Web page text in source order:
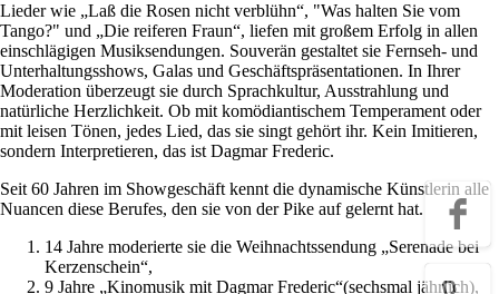
Lieder wie „Laß die Rosen nicht verblühn“, "Was halten Sie vom
Tango?" und „Die reiferen Fraun“, liefen mit großem Erfolg in allen
einschlägigen Musiksendungen. Souverän gestaltet sie Fernseh- und
Unterhaltungsshows, Galas und Geschäftspräsentationen. In Ihrer
Moderation überzeugt sie durch Sprachkultur, Ausstrahlung und
natürliche Herzlichkeit. Ob mit komödiantischem Temperament oder
mit leisen Tönen, jedes Lied, das sie singt gehört ihr. Kein Imitieren,
sondern Interpretieren, das ist Dagmar Frederic.
Seit 60 Jahren im Showgeschäft kennt die dynamische Künstlerin alle
Nuancen diese Berufes, den sie von der Pike auf gelernt hat.
14 Jahre moderierte sie die Weihnachtssendung „Serenade bei
Kerzenschein“,
9 Jahre „Kinomusik mit Dagmar Frederic“(sechsmal jährlich),